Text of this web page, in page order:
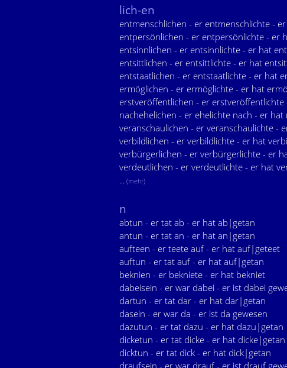
lich-en
entmenschlichen - er entmenschlichte -
entpersönlichen - er entpersönlichte - er
entsinnlichen - er entsinnlichte - er hat
entsittlichen - er entsittlichte - er hat
entstaatlichen - er entstaatlichte - er hat
ermöglichen - er ermöglichte - er hat
erstveröffentlichen - er
nachehelichen - er ehelichte nach - er
veranschaulichen - er veranschaulichte -
verbildlichen - er verbildlichte - er hat
verbürgerlichen - er verbürgerlichte - er
verdeutlichen - er verdeutlichte - er hat
... (mehr)
n
abtun - er tat ab - er hat ab|getan
antun - er tat an - er hat an|getan
aufteen - er teete auf - er hat auf|geteet
auftun - er tat auf - er hat auf|getan
beknien - er bekniete - er hat bekniet
dabeisein - er war dabei - er ist dabei
dartun - er tat dar - er hat dar|getan
dasein - er war da - er ist da gewesen
dazutun - er tat dazu - er hat dazu|getan
dicketun - er tat dicke - er hat dicke|getan
dicktun - er tat dick - er hat dick|getan
draufsein - er war drauf - er ist drauf